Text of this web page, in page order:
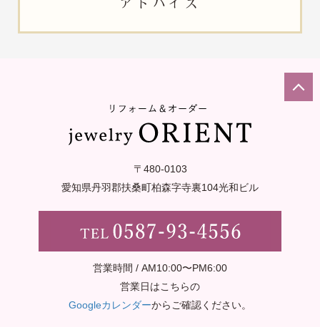
アドバイス
〒480-0103
愛知県丹羽郡扶桑町柏森字寺裏104光和ビル
営業時間 / AM10:00〜PM6:00
営業日はこちらの
Googleカレンダーからご確認ください。